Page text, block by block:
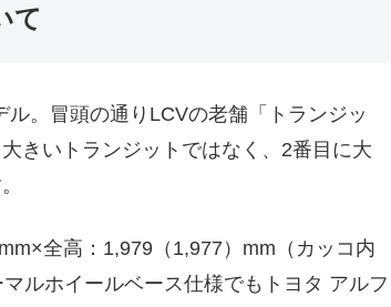
て
。冒頭の通りLCVの老舗「トランジッ
きいトランジットではなく、2番目に大
全高：1,979（1,977）mm（カッコ内
ルホイールベース仕様でもトヨタ アルフ